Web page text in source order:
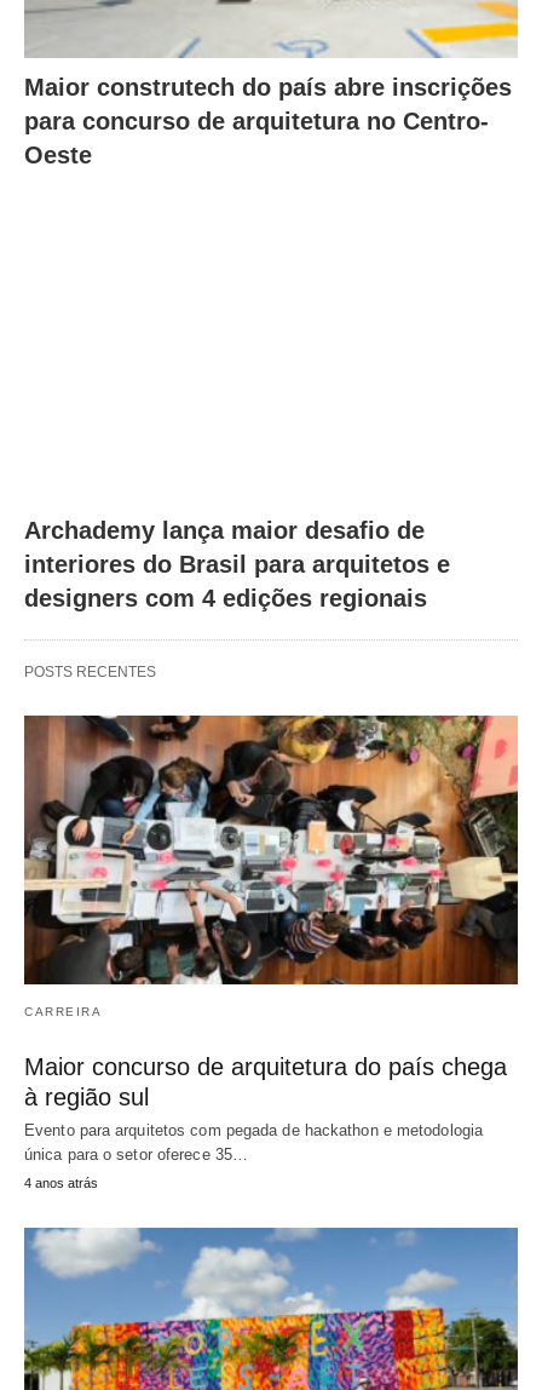
Maior construtech do país abre inscrições
para concurso de arquitetura no Centro-
Oeste
Archademy lança maior desafio de
interiores do Brasil para arquitetos e
designers com 4 edições regionais
POSTS RECENTES
CARREIRA
Maior concurso de arquitetura do país chega
à região sul
Evento para arquitetos com pegada de hackathon e metodologia
única para o setor oferece 35…
4 anos atrás